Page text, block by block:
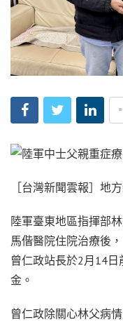
［台灣新聞雲報］地
陸軍臺東地區指揮部
馬偕醫院住院治療後
曾仁政站長於2月14
金。
曾仁政除關心林父病